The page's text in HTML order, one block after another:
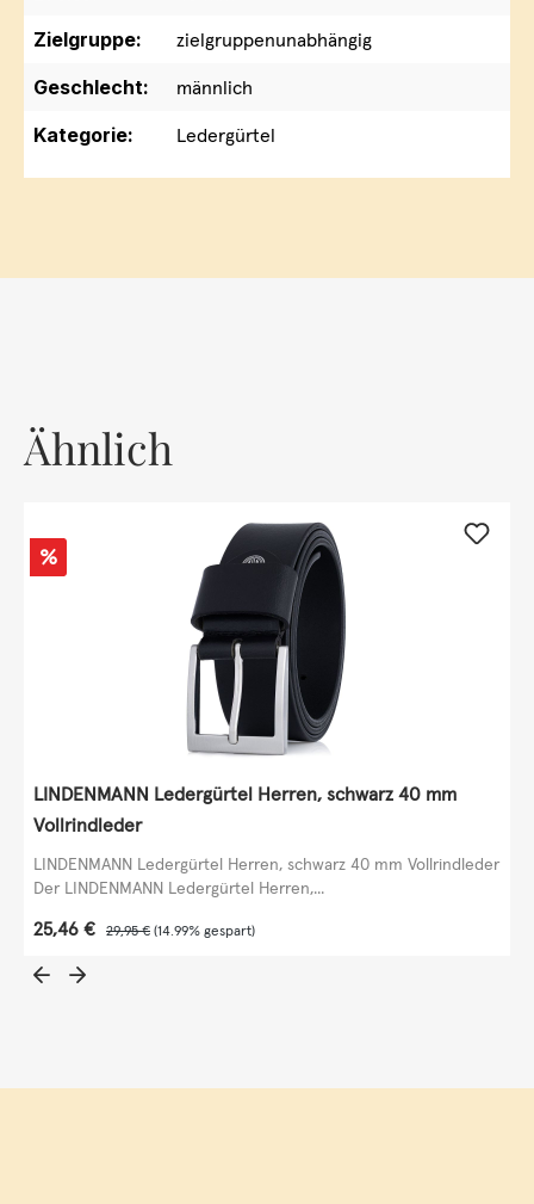
Zielgruppe:
zielgruppenunabhängig
Geschlecht:
männlich
Kategorie:
Ledergürtel
Ähnlich
Rabatt
%
LINDENMANN Ledergürtel Herren, schwarz 40 mm
Vollrindleder
LINDENMANN Ledergürtel Herren, schwarz 40 mm Vollrindleder
Der LINDENMANN Ledergürtel Herren,...
Verkaufspreis:
25,46 € Regulärer Preis:
29,95 € (14.99% gespart)